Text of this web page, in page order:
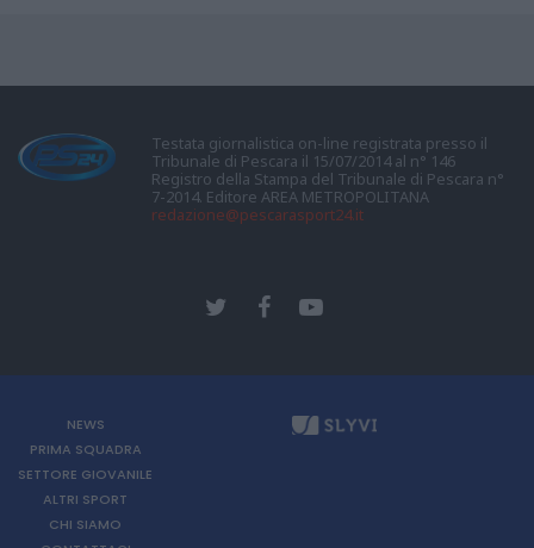
Testata giornalistica on-line registrata presso il
Tribunale di Pescara il 15/07/2014 al n° 146
Registro della Stampa del Tribunale di Pescara n°
7-2014. Editore AREA METROPOLITANA
redazione@pescarasport24.it
NEWS
PRIMA SQUADRA
SETTORE GIOVANILE
ALTRI SPORT
CHI SIAMO